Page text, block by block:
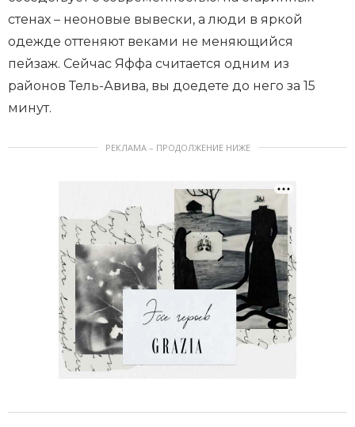
стенах – неоновые вывески, а люди в яркой
одежде оттеняют веками не меняющийся
пейзаж. Сейчас Яффа считается одним из
районов Тель-Авива, вы доедете до него за 15
минут.
РЕКЛАМА – ПРОДОЛЖЕНИЕ НИЖЕ